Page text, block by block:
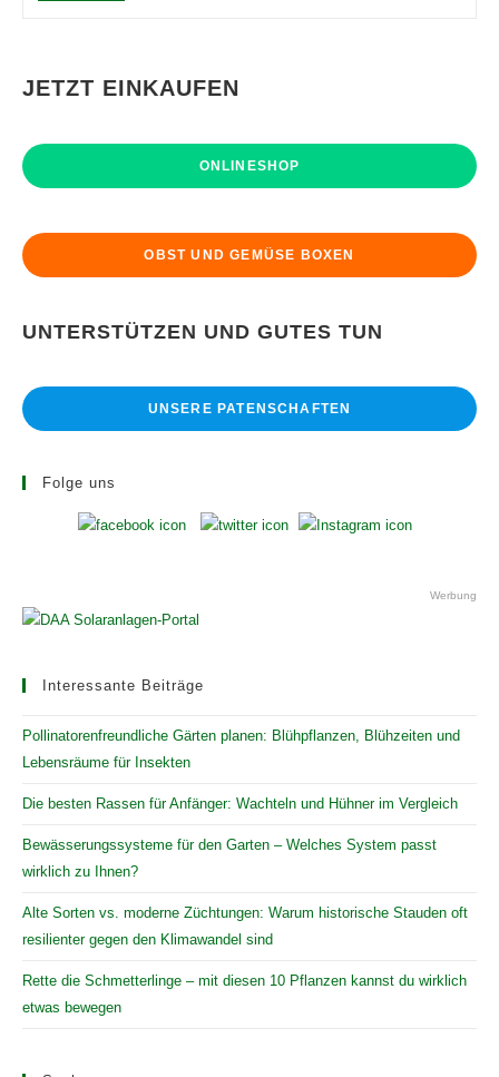
JETZT EINKAUFEN
ONLINESHOP
OBST UND GEMÜSE BOXEN
UNTERSTÜTZEN UND GUTES TUN
UNSERE PATENSCHAFTEN
Folge uns
Werbung
Interessante Beiträge
Pollinatorenfreundliche Gärten planen: Blühpflanzen, Blühzeiten und
Lebensräume für Insekten
Die besten Rassen für Anfänger: Wachteln und Hühner im Vergleich
Bewässerungssysteme für den Garten – Welches System passt
wirklich zu Ihnen?
Alte Sorten vs. moderne Züchtungen: Warum historische Stauden oft
resilienter gegen den Klimawandel sind
Rette die Schmetterlinge – mit diesen 10 Pflanzen kannst du wirklich
etwas bewegen